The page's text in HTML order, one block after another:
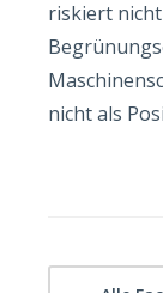
riskiert
nicht als